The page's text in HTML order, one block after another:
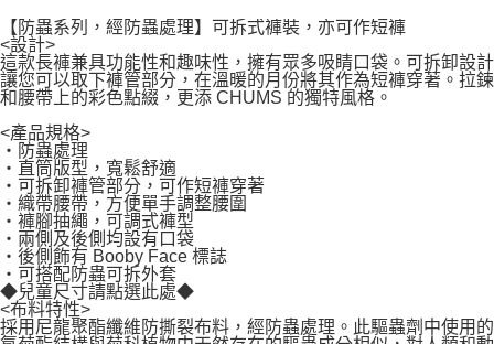
【防蟲系列，經防蟲處理】可拆式褲裝，亦可作短褲
<設計>
這款長褲兼具功能性和趣味性，擁有眾多吸睛口袋。可拆卸設計
讓您可以取下褲管部分，在溫暖的月份將其作為短褲穿著。拉鍊
和腰帶上的彩色點綴，更添 CHUMS 的獨特風格。
<產品規格>
・防蟲處理
・直筒版型，寬鬆舒適
・可拆卸褲管部分，可作短褲穿著
・織帶腰帶，方便單手調整腰圍
・褲腳抽繩，可調式褲型
・兩側及後側均設有口袋
・後側飾有 Booby Face 標誌
・可搭配防蟲可拆外套
◆兒童尺寸請點選此處◆
<布料特性>
採用尼龍聚酯纖維防撕裂布料，經防蟲處理。此驅蟲劑中使用的